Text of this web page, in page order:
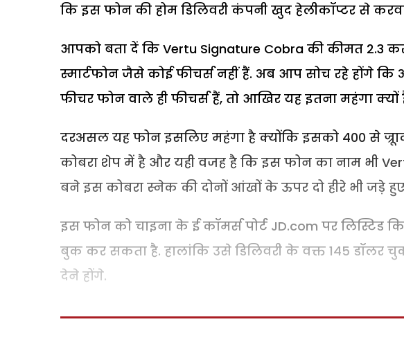
कि इस फोन की होम डिलिवरी कंपनी खुद हेलीकॉप्टर से
आपको बता दें कि Vertu Signature Cobra की कीमत 2.3
स्मार्टफोन जैसे कोई फीचर्स नहीं हैं. अब आप सोच रहे होंगे
फीचर फोन वाले ही फीचर्स हैं, तो आखिर यह इतना महंगा
दरअसल यह फोन इसलिए महंगा है क्योंकि इसको 400 से
कोबरा शेप में है और यही वजह है कि इस फोन का नाम भी
बने इस कोबरा स्नेक की दोनों आंखों के ऊपर दो हीरे भी जड़े
इस फोन को चाइना के ई कॉमर्स पोर्ट JD.com पर लिस्टिड
बुक कर सकता है. हालांकि उसे डिलिवरी के वक्त 145 डॉलर
देने होंगे.